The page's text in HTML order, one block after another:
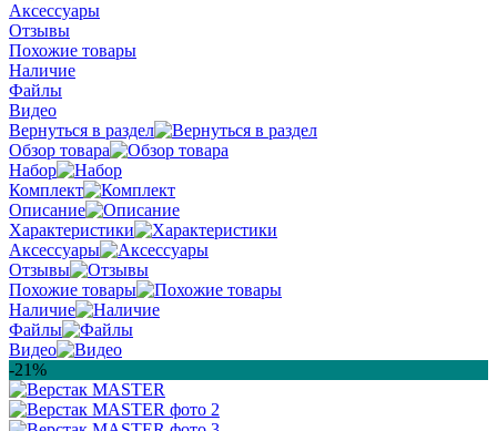
Аксессуары
Отзывы
Похожие товары
Наличие
Файлы
Видео
Вернуться в раздел
Обзор товара
Набор
Комплект
Описание
Характеристики
Аксессуары
Отзывы
Похожие товары
Наличие
Файлы
Видео
-21%